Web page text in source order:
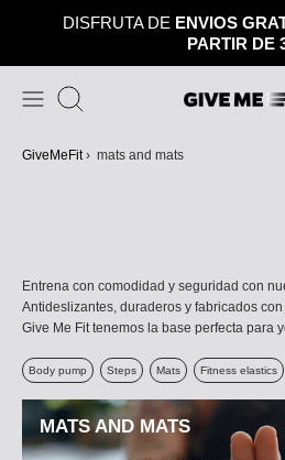
DISFRUTA DE ENVIOS
PARTIR DE
Search
GiveMeFit › mats and mats
Entrena con comodidad y seguridad con
Antideslizantes, duraderos y fabricados
Give Me Fit tenemos la base perfecta para
Body pump Steps Mats Fitness elastics
MATS AND MATS